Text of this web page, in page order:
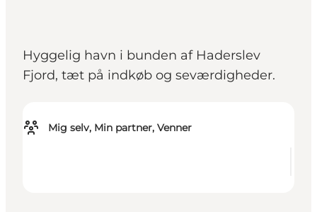
Hyggelig havn i bunden af Haderslev
Fjord, tæt på indkøb og seværdigheder.
Mig selv, Min partner, Venner